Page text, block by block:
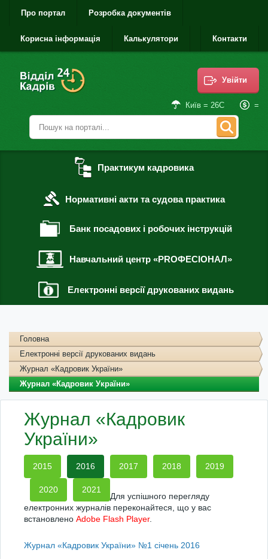
Про портал Розробка документів
Корисна інформація Калькулятори Контакти
Увійти
Київ = 26С =
Практикум кадровика
Нормативні акти та судова практика
Банк посадових і робочих інструкцій
Навчальний центр «PROФЕСІОНАЛ»
Електронні версії друкованих видань
Головна
Електронні версії друкованих видань
Журнал «Кадровик України»
Журнал «Кадровик України»
Журнал «Кадровик
України»
2015 2016 2017 2018 2019
2020 2021
Для успішного перегляду
електронних журналів переконайтеся, що у вас
встановлено Adobe Flash Player.
Журнал «Кадровик України» №1 січень 2016